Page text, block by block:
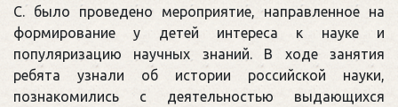
С. было проведено мероприятие, направленное на
формирование у детей интереса к науке и
популяризацию научных знаний. В ходе занятия
ребята узнали об истории российской науки,
познакомились с деятельностью выдающихся